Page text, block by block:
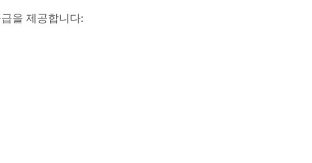
을 제공합니다: